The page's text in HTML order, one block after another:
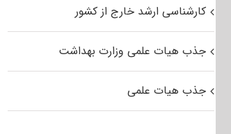
کارشناسی ارشد خارج از کشور
جذب هیات علمی وزارت بهداشت
جذب هیات علمی